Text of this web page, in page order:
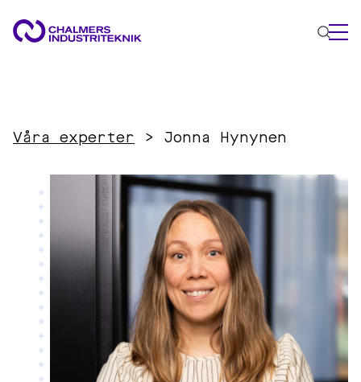
Energi
Innovationsledning
Material
Tillämpad AI
AKTUELLT
KONTAKTA OSS
JOBBA HOS OSS
Våra experter > Jonna Hynynen